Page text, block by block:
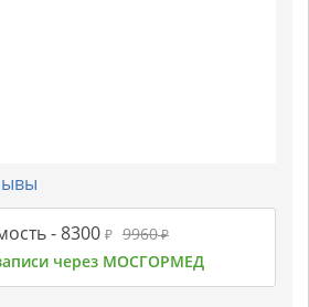
-8300 ₽ 9960₽
через МОСГОРМЕД